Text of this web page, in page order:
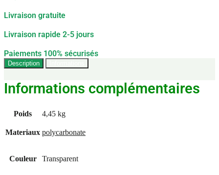
Livraison gratuite
Livraison rapide 2-5 jours
Paiements 100% sécurisés
Description
Informations complémentaires
Poids 4,45 kg
Materiaux polycarbonate
Couleur Transparent